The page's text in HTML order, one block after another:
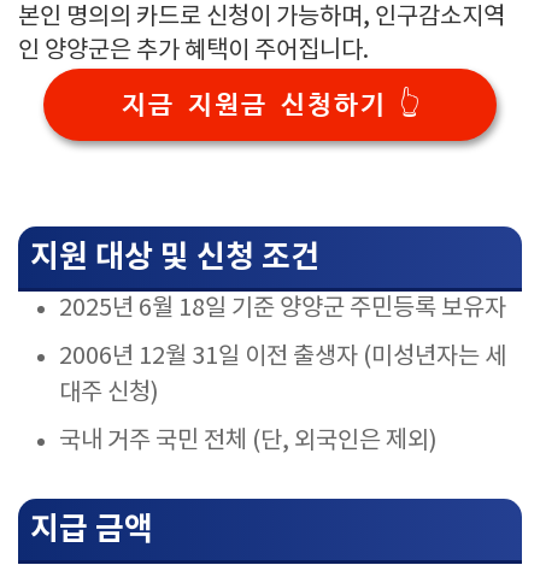
본인 명의의 카드로 신청이 가능하며, 인구감소지역
인 양양군은 추가 혜택이 주어집니다.
지금 지원금 신청하기 👆
지원 대상 및 신청 조건
2025년 6월 18일 기준 양양군 주민등록 보유자
2006년 12월 31일 이전 출생자 (미성년자는 세
대주 신청)
국내 거주 국민 전체 (단, 외국인은 제외)
지급 금액